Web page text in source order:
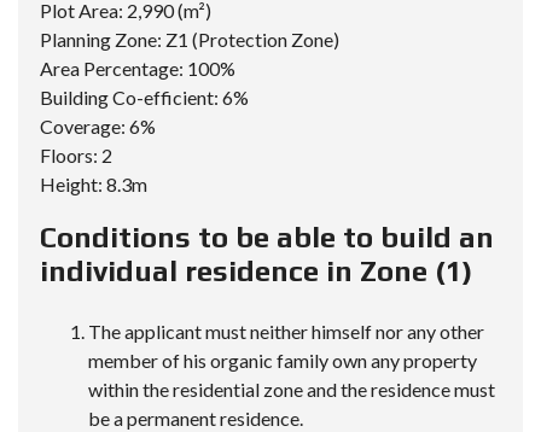
Plot Area: 2,990 (m²)
Planning Zone: Z1 (Protection Zone)
Area Percentage: 100%
Building Co-efficient: 6%
Coverage: 6%
Floors: 2
Height: 8.3m
Conditions to be able to build an
individual residence in Zone (1)
The applicant must neither himself nor any other
member of his organic family own any property
within the residential zone and the residence must
be a permanent residence.